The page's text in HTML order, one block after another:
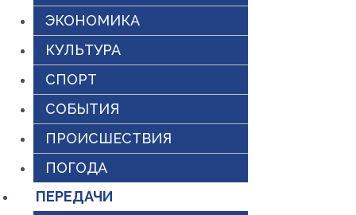
ЭКОНОМИКА
КУЛЬТУРА
СПОРТ
СОБЫТИЯ
ПРОИСШЕСТВИЯ
ПОГОДА
ПЕРЕДАЧИ